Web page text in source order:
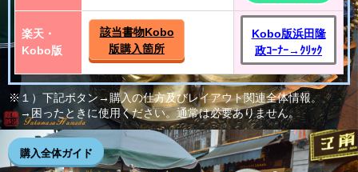
楽天・
Kobo版
該当書物Kobo
版購入箇所
Kobo版浜田隆
政ｺｰﾅｰ→ｸﾘｯｸ
※１）下記ボタン→購入の仕方及びレイアウト関連全体情報。
→困ったときに使用ください。通常は必要ありません。
購入全体ガイド